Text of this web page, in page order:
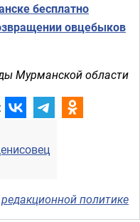
бесплатно
овцебыков
Мурманской области
редакционной политике